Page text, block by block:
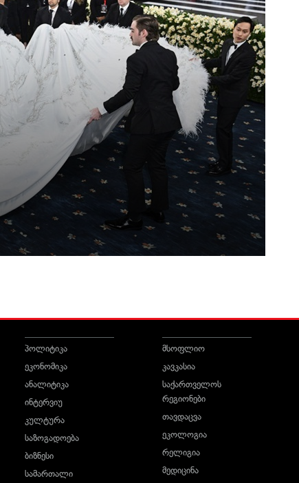
პოლიტიკა
ეკონომიკა
ანალიტიკა
ინტერვიუ
კულტურა
საზოგადოება
ბიზნესი
სამართალი
მსოფლიო
კავკასია
საქართველოს
რეგიონები
თავდაცვა
ეკოლოგია
რელიგია
მედიცინა